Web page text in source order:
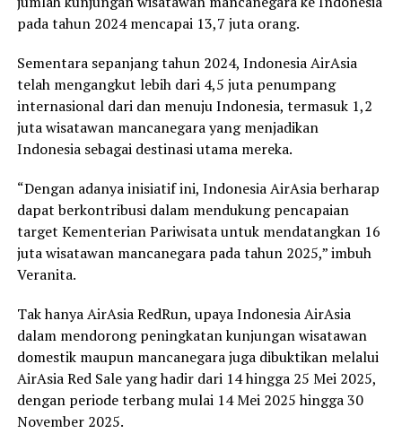
pada tahun 2024 mencapai 13,7 juta orang.
Sementara sepanjang tahun 2024, Indonesia AirAsia
telah mengangkut lebih dari 4,5 juta penumpang
internasional dari dan menuju Indonesia, termasuk 1,2
juta wisatawan mancanegara yang menjadikan
Indonesia sebagai destinasi utama mereka.
“Dengan adanya inisiatif ini, Indonesia AirAsia berharap
dapat berkontribusi dalam mendukung pencapaian
target Kementerian Pariwisata untuk mendatangkan 16
juta wisatawan mancanegara pada tahun 2025,” imbuh
Veranita.
Tak hanya AirAsia RedRun, upaya Indonesia AirAsia
dalam mendorong peningkatan kunjungan wisatawan
domestik maupun mancanegara juga dibuktikan melalui
AirAsia Red Sale yang hadir dari 14 hingga 25 Mei 2025,
dengan periode terbang mulai 14 Mei 2025 hingga 30
November 2025.